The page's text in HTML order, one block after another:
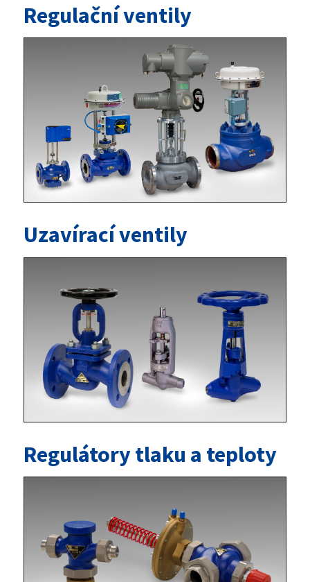
Regulační ventily
Uzavírací ventily
Regulátory tlaku a teploty